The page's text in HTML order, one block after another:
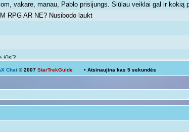
vakare, manau, Pablo prisijungs. Siūlau veiklai gal ir kokią
RPG AR NE? Nusibodo laukt
jūs?
nuo mokslų
Chat © 2007StarTrekGuide • Atsinaujina kas5 sekundės